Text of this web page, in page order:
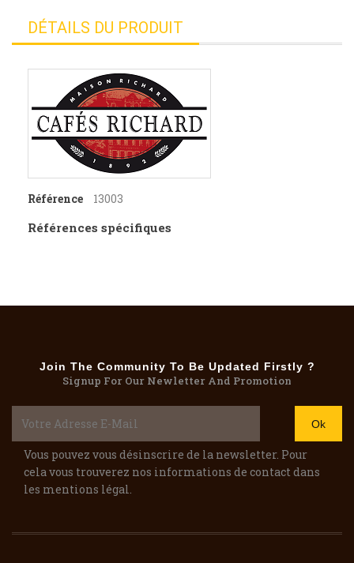
DÉTAILS DU PRODUIT
Référence 13003
Références spécifiques
Join The Community To Be Updated Firstly ?
Signup For Our Newletter And Promotion
Vous pouvez vous désinscrire de la newsletter. Pour
cela vous trouverez nos informations de contact dans
les mentions légal.